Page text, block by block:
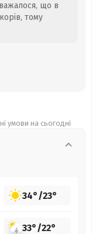
що в
тому
умови на сьогодні
34°/23°
33°/22°